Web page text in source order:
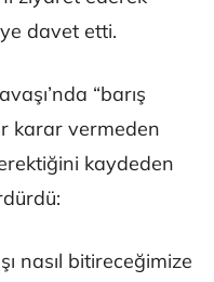
davet etti.
“barış
karar vermeden
kaydeden
nasıl bitireceğimize